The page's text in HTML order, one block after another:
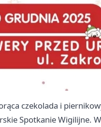
czekolada i
Spotkanie Wigilijne.